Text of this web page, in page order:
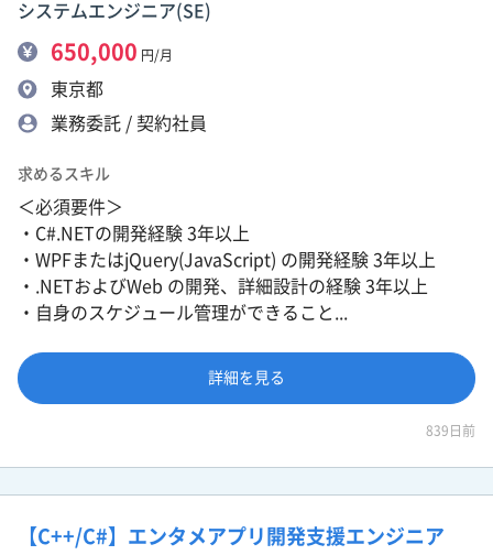
システムエンジニア(SE)
650,000 円/月
東京都
業務委託 / 契約社員
求めるスキル
＜必須要件＞
・C#.NETの開発経験 3年以上
・WPFまたはjQuery(JavaScript) の開発経験 3年以上
・.NETおよびWeb の開発、詳細設計の経験 3年以上
・自身のスケジュール管理ができること...
詳細を見る
839日前
【C++/C#】エンタメアプリ開発支援エンジニア